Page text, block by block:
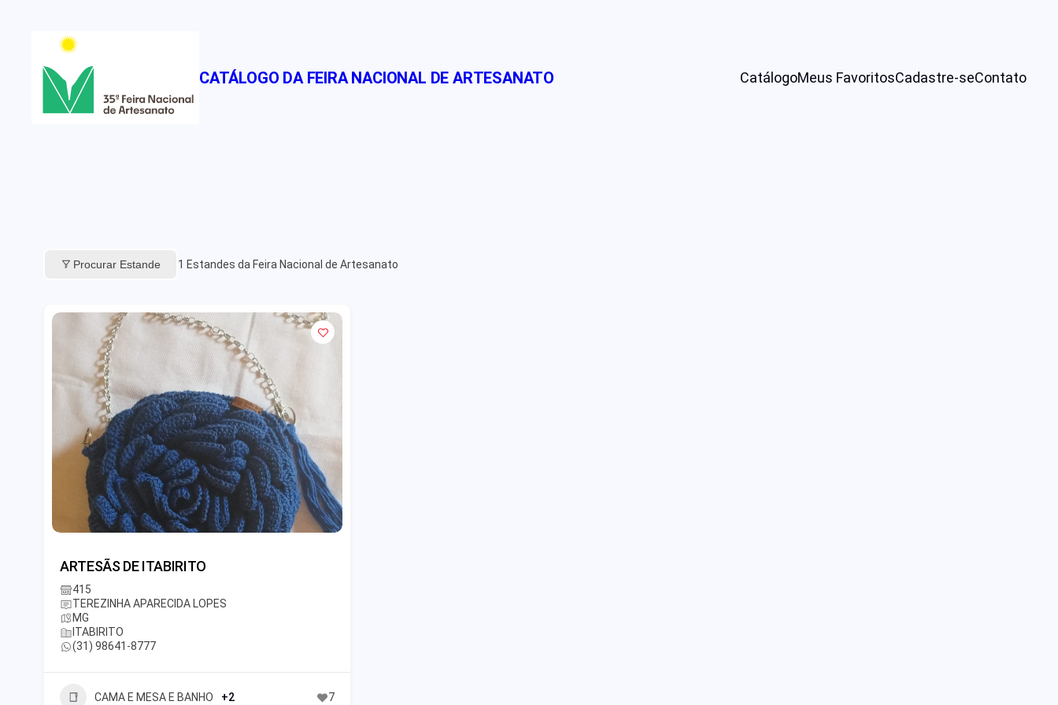
conteúdo
CATÁLOGO DA FEIRA NACIONAL DE ARTESANATO CatálogoMeus FavoritosCadastre-seContato
Procurar Estande 1 Estandes da Feira Nacional de Artesanato
ARTESÃS DE ITABIRITO
415
TEREZINHA APARECIDA LOPES
MG
ITABIRITO
(31) 98641-8777
CAMA E MESA E BANHO +2 7